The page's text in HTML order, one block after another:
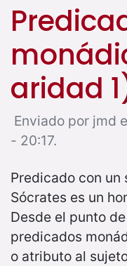
aridad
Enviado por jmd
- 20:17.
Predicado con un
Sócrates es un
Desde el punto
predicados
o atributo al